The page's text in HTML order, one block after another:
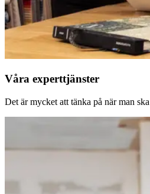
Våra experttjänster
Det är mycket att tänka på när man